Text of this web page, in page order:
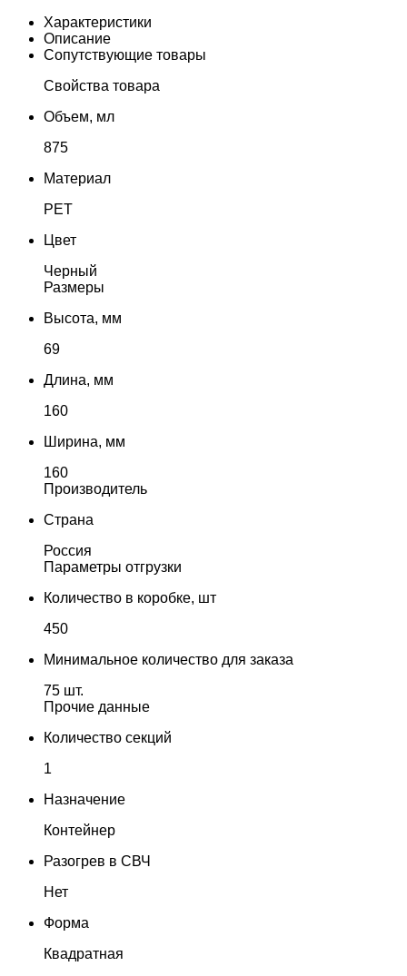
Характеристики
Описание
Сопутствующие товары
Свойства товара
Объем, мл
875
Материал
PET
Цвет
Черный
Размеры
Высота, мм
69
Длина, мм
160
Ширина, мм
160
Производитель
Страна
Россия
Параметры отгрузки
Количество в коробке, шт
450
Минимальное количество для заказа
75 шт.
Прочие данные
Количество секций
1
Назначение
Контейнер
Разогрев в СВЧ
Нет
Форма
Квадратная